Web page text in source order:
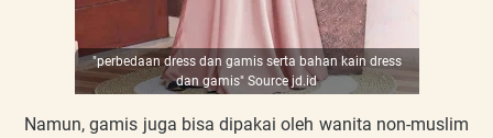
"perbedaan dress dan gamis serta bahan kain dress
dan gamis" Source jd.id
Namun, gamis juga bisa dipakai oleh wanita non-muslim